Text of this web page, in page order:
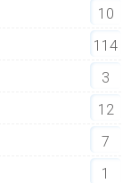
10
114
3
12
7
1